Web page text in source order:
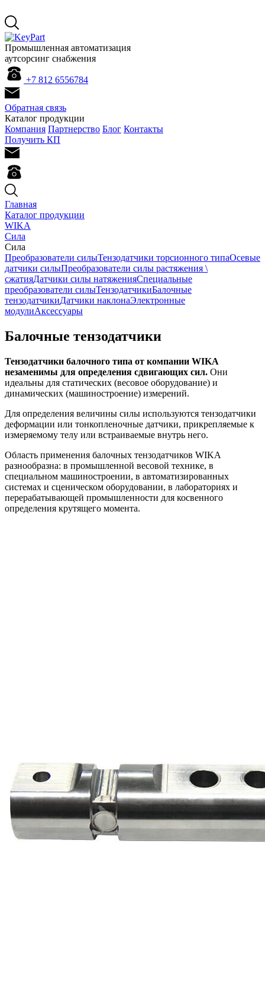
Промышленная автоматизация
аутсорсинг снабжения
+7 812 6556784
Обратная связь
Каталог продукции
Компания Партнерство Блог Контакты
Получить КП
Главная
Каталог продукции
WIKA
Сила
Сила
Преобразователи силыТензодатчики торсионного типаОсевые
датчики силыПреобразователи силы растяжения \
сжатияДатчики силы натяженияСпециальные
преобразователи силыТензодатчикиБалочные
тензодатчикиДатчики наклонаЭлектронные
модулиАксессуары
Балочные тензодатчики
Тензодатчики балочного типа от компании WIKA
незаменимы для определения сдвигающих сил. Они
идеальны для статических (весовое оборудование) и
динамических (машиностроение) измерений.
Для определения величины силы используются тензодатчики
деформации или тонкопленочные датчики, прикрепляемые к
измеряемому телу или встраиваемые внутрь него.
Область применения балочных тензодатчиков WIKA
разнообразна: в промышленной весовой технике, в
специальном машиностроении, в автоматизированных
системах и сценическом оборудовании, в лабораториях и
перерабатывающей промышленности для косвенного
определения крутящего момента.